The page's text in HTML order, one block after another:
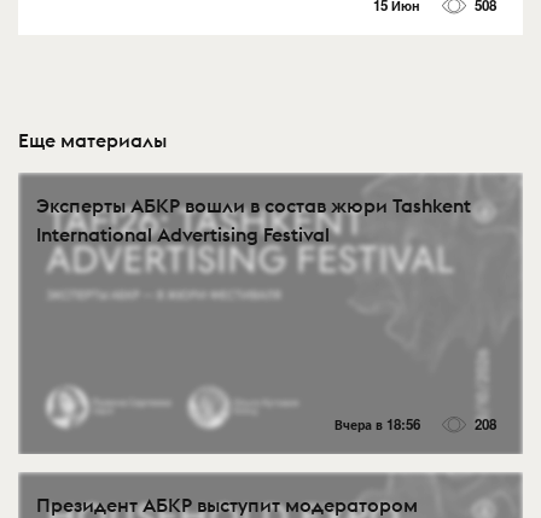
15 Июн 508
Еще материалы
Эксперты АБКР вошли в состав жюри Tashkent
International Advertising Festival
Вчера в 18:56 208
Президент АБКР выступит модератором